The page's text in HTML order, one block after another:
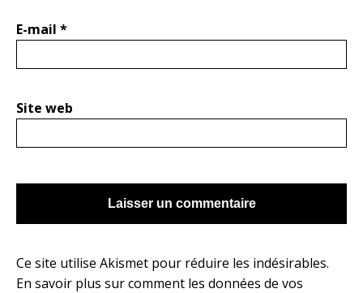
E-mail *
Site web
Ce site utilise Akismet pour réduire les indésirables.
En savoir plus sur comment les données de vos